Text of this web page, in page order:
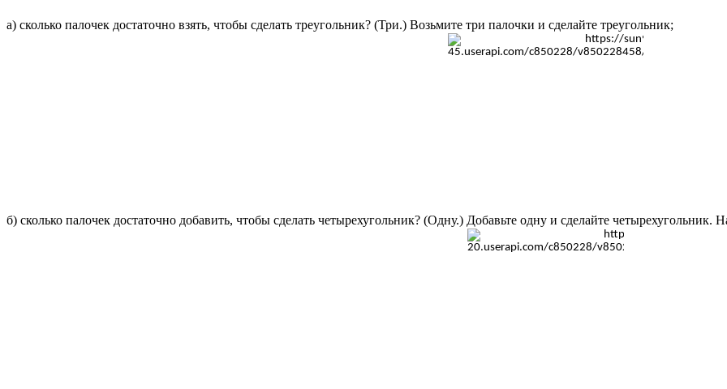
а) сколько палочек достаточно взять, чтобы сделать треугольник? (Три.) Возьмите три палочки и сделайте треугольник;
б) сколько палочек достаточно добавить, чтобы сделать четырехугольник? (Одну.) Добавьте одну и сделайте